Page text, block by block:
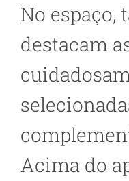
No espaço,
destacam
Acima do